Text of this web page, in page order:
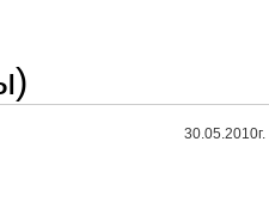
30.05.2010г.